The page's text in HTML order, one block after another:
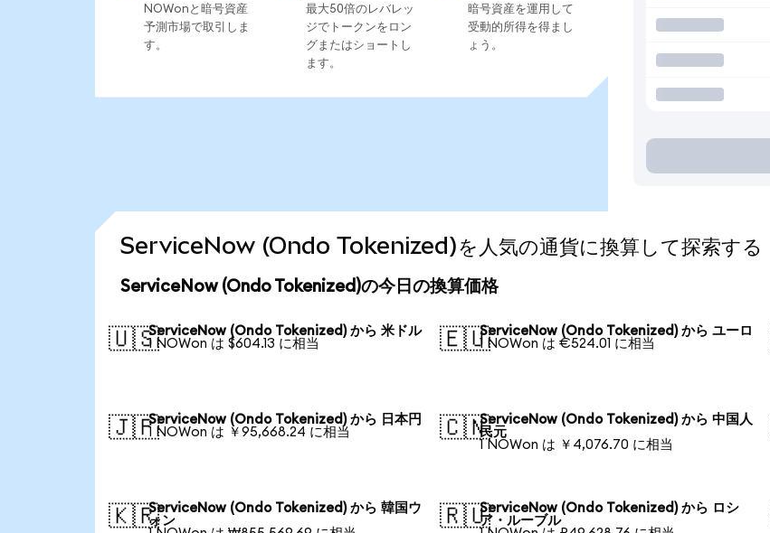
NOWonと暗号資産
予測市場で取引しま
す。
最大50倍のレバレッ
ジでトークンをロン
グまたはショートし
ます。
暗号資産を運用して
受動的所得を得まし
ょう。
ServiceNow (Ondo Tokenized)を人気の通貨に換算して探索する
ServiceNow (Ondo Tokenized)の今日の換算価格
🇺🇸ServiceNow (Ondo Tokenized) から 米ドル
1 NOWon は $604.13 に相当
🇪🇺ServiceNow (Ondo Tokenized) から ユーロ
1 NOWon は €524.01 に相当
🇯🇵ServiceNow (Ondo Tokenized) から 日本円
1 NOWon は ￥95,668.24 に相当
🇨🇳ServiceNow (Ondo Tokenized) から 中国人
民元
1 NOWon は ￥4,076.70 に相当
🇰🇷ServiceNow (Ondo Tokenized) から 韓国ウ
ォン
🇷🇺ServiceNow (Ondo Tokenized) から ロシ
ア・ルーブル